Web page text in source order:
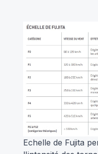
Echelle de Fujita